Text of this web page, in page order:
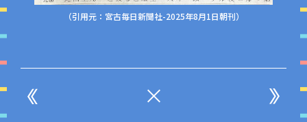
（引用元：宮古毎日新聞社-2025年8月1日朝刊）